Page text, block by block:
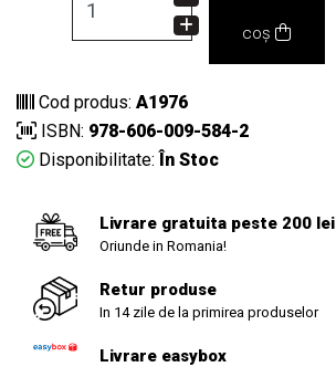
coș
Cod produs: A1976
ISBN: 978-606-009-584-2
Disponibilitate: În Stoc
Livrare gratuita peste 200 lei
Oriunde in Romania!
Retur produse
In 14 zile de la primirea produselor
Livrare easybox